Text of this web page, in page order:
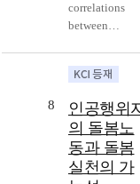
correlations
between
doctrine.
developed
fasciology by
three-
dimensional
8
인공행위
의 돌봄노
동과 돌봄
실천의 가